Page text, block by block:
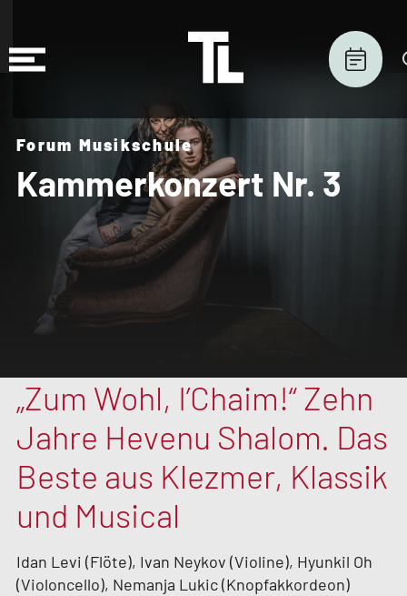
Forum Musikschule
Kammerkonzert Nr. 3
„Zum Wohl, I’Chaim!“ Zehn
Jahre Hevenu Shalom. Das
Beste aus Klezmer, Klassik
und Musical
Idan Levi (Flöte), Ivan Neykov (Violine), Hyunkil Oh
(Violoncello), Nemanja Lukic (Knopfakkordeon)